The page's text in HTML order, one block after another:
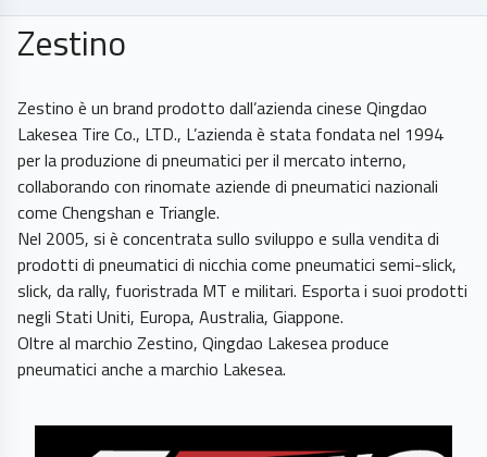
Zestino
Zestino è un brand prodotto dall’azienda cinese Qingdao
Lakesea Tire Co., LTD., L’azienda è stata fondata nel 1994
per la produzione di pneumatici per il mercato interno,
collaborando con rinomate aziende di pneumatici nazionali
come Chengshan e Triangle.
Nel 2005, si è concentrata sullo sviluppo e sulla vendita di
prodotti di pneumatici di nicchia come pneumatici semi-slick,
slick, da rally, fuoristrada MT e militari. Esporta i suoi prodotti
negli Stati Uniti, Europa, Australia, Giappone.
Oltre al marchio Zestino, Qingdao Lakesea produce
pneumatici anche a marchio Lakesea.